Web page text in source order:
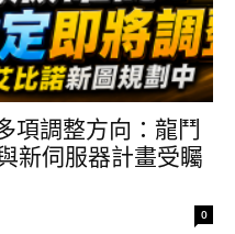
項調整方向：龍鬥
新伺服器計畫受矚
0